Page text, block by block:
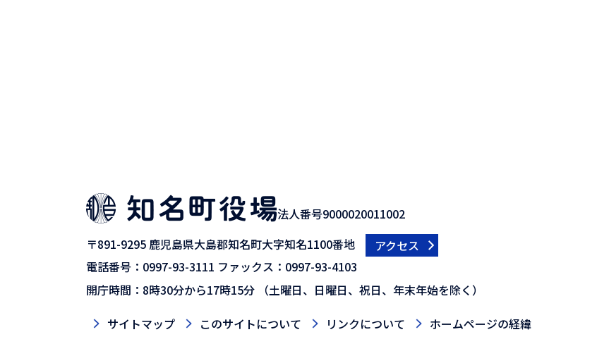
法人番号9000020011002
〒891-9295 鹿児島県大島郡知名町大字知名1100番地
アクセス
電話番号：0997-93-3111 ファックス：0997-93-4103
開庁時間：8時30分から17時15分
（土曜日、日曜日、祝日、年末年始を除く）
サイトマップ
このサイトについて リンクについて ホームページの経緯